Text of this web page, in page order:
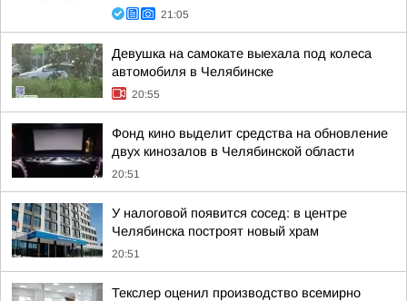
21:05
Девушка на самокате выехала под колеса
автомобиля в Челябинске
20:55
Фонд кино выделит средства на обновление
двух кинозалов в Челябинской области
20:51
У налоговой появится сосед: в центре
Челябинска построят новый храм
20:51
Текслер оценил производство всемирно